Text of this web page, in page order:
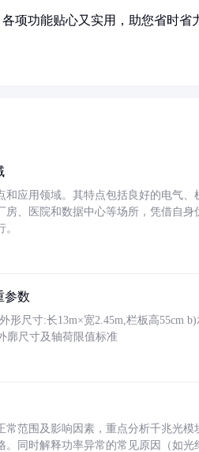
项功能贴心又实用，助您省时
和应用领域。其特点包括良好的电气、
房、医院和数据中心等场所，凭借自
参数
形尺寸:长13m×宽2.45m,栏板高55cm
廓尺寸及轴荷限值标准
范围及影响因素，重点分析千兆光
。同时解释功率异常的常见原因（如